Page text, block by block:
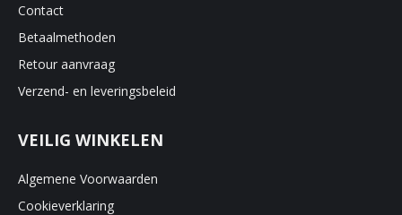
Contact
Betaalmethoden
Retour aanvraag
Verzend- en leveringsbeleid
VEILIG WINKELEN
Algemene Voorwaarden
Cookieverklaring